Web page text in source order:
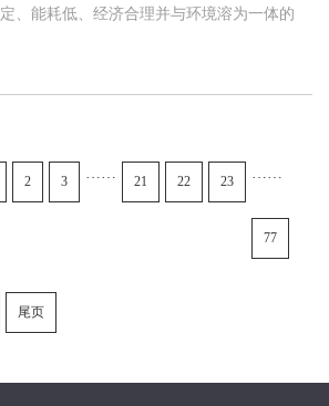
、能耗低、经济合理并与环境溶为一体的
2 3 …… 21 22 23 ……
77
尾页